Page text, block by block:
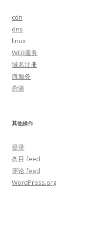
cdn
dns
linux
WEB服务
域名注册
微服务
杂谈
其他操作
登录
条目 feed
评论 feed
WordPress.org